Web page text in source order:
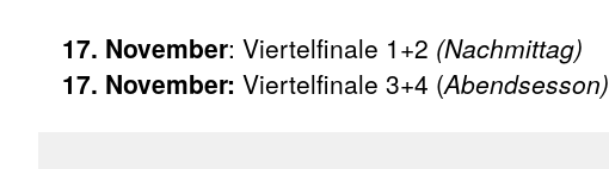
17. November: Viertelfinale 1+2 (Nachmittag)
17. November: Viertelfinale 3+4 (Abendsesson)